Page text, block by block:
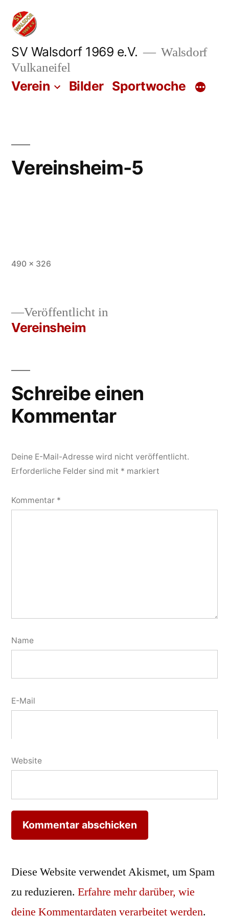
Zum
Inhalt
springen
SV Walsdorf 1969 e.V.
Walsdorf
Vulkaneifel
Verein Bilder Sportwoche
Vereinsheim-5
Vollständige
490 × 326
Beitrags-
Veröffentlicht in
Vereinsheim
Schreibe einen
Kommentar
Deine E-Mail-Adresse wird nicht veröffentlicht.
Erforderliche Felder sind mit * markiert
Kommentar *
Name
E-Mail
Website
Diese Website verwendet Akismet, um Spam
zu reduzieren. Erfahre mehr darüber, wie
deine Kommentardaten verarbeitet werden.